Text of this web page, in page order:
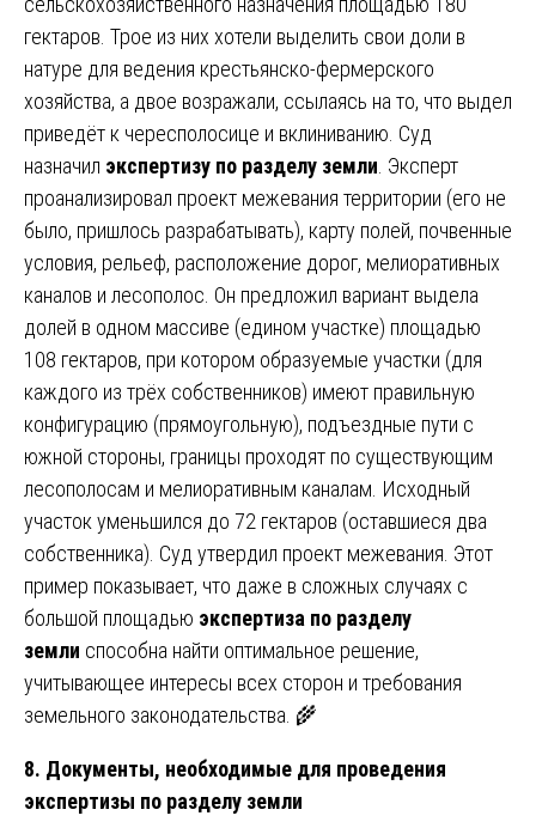
гектаров. Трое из них хотели выделить свои доли в
натуре для ведения крестьянско-фермерского
хозяйства, а двое возражали, ссылаясь на то, что выдел
приведёт к чересполосице и вклиниванию. Суд
назначил экспертизу по разделу земли . Эксперт
проанализировал проект межевания территории (его не
было, пришлось разрабатывать), карту полей, почвенные
условия, рельеф, расположение дорог, мелиоративных
каналов и лесополос. Он предложил вариант выдела
долей в одном массиве (едином участке) площадью
108 гектаров, при котором образуемые участки (для
каждого из трёх собственников) имеют правильную
конфигурацию (прямоугольную), подъездные пути с
южной стороны, границы проходят по существующим
лесополосам и мелиоративным каналам. Исходный
участок уменьшился до 72 гектаров (оставшиеся два
собственника). Суд утвердил проект межевания. Этот
пример показывает, что даже в сложных случаях с
большой площадью экспертиза по разделу
земли способна найти оптимальное решение,
учитывающее интересы всех сторон и требования
земельного законодательства. 🌾
8. Документы, необходимые для проведения
экспертизы по разделу земли